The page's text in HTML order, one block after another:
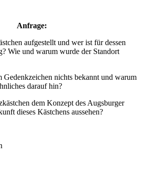
Anfrage:
aufgestellt und wer ist für dessen
Wie und warum wurde der Standort
Gedenkzeichen nichts bekannt und warum
darauf hin?
dem Konzept des Augsburger
dieses Kästchens aussehen?